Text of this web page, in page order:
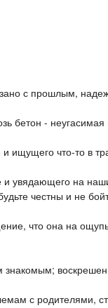
с прошлым,
бетон -
ищущего что-то в
увядающего на
честны и не
что она на
знакомым;
с родителями,